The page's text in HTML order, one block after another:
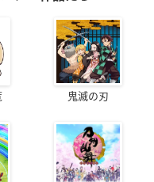
鬼滅の刃